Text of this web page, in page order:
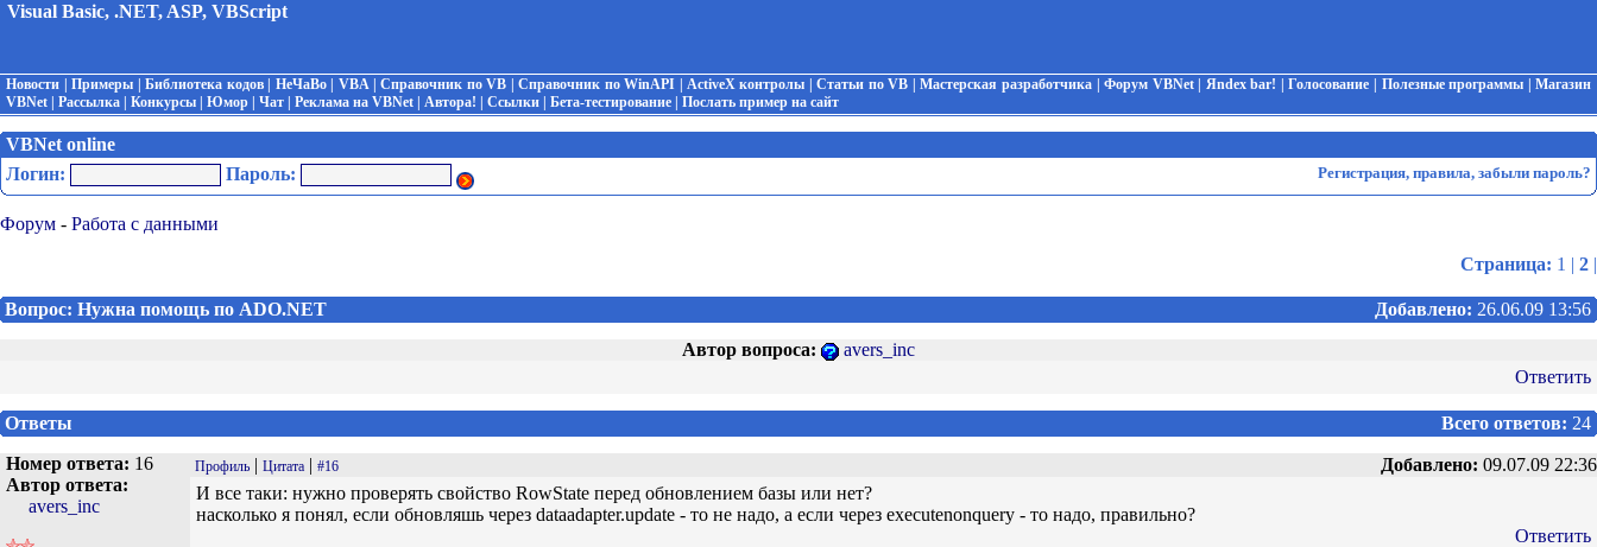
Visual Basic, .NET, ASP, VBScript
Новости |Примеры |Библиотека кодов| НеЧаВо| VBA|Справочник по VB |Справочник по WinAPI ActiveX контролы |Статьи по VB |Мастерская разработчика |Форум VBNet| Яndex bar! |Голосование Полезные программы |Магазин
VBNet
Рассылка Конкурсы Юмор Чат Реклама на VBNet Автора! Ссылки Бета-тестирование Послать пример на сайт
VBNet online
Логин:
Пароль: Регистрация, правила, забыли пароль?
Форум - Работа с данными
Страница: 1 | 2 |
Вопрос: Нужна помощь по ADO.NET Добавлено: 26.06.09 13:56
Автор вопроса:
avers_inc
Ответить
Ответы Всего ответов: 24
Номер ответа: 16
Автор ответа:
avers_inc
Профиль | Цитата | #16 Добавлено: 09.07.09 22:36
И все таки: нужно проверять свойство RowState перед обновлением базы или нет?
насколько я понял, если обновляшь через dataadapter.update - то не надо, а если через executenonquery - то надо, правильно?
Ответить